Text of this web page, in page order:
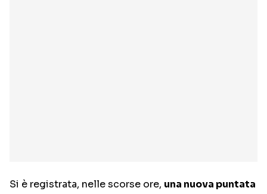
Si è registrata, nelle scorse ore, una nuova puntata